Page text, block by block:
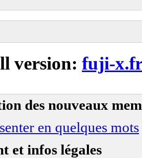
version: fuji-
des nouveaux
en quelques mots
et infos légales